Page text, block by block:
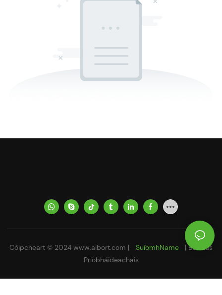
Cóipcheart © 2024 www.aibort.com | SuíomhName |Beartas
Príobháideachais